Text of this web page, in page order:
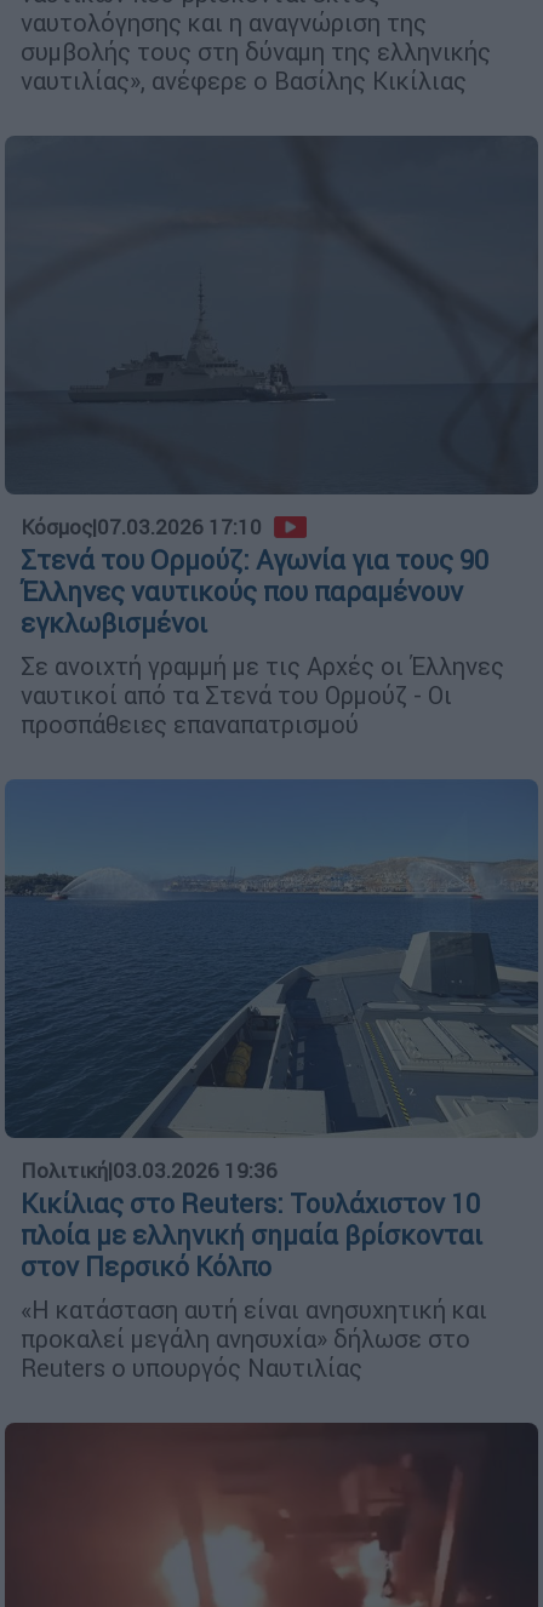
ναυτολόγησης και η αναγνώριση της
συμβολής τους στη δύναμη της ελληνικής
ναυτιλίας», ανέφερε ο Βασίλης Κικίλιας
Κόσμος|07.03.2026 17:10
Στενά του Ορμούζ: Αγωνία για τους 90
Έλληνες ναυτικούς που παραμένουν
εγκλωβισμένοι
Σε ανοιχτή γραμμή με τις Αρχές οι Έλληνες
ναυτικοί από τα Στενά του Ορμούζ - Οι
προσπάθειες επαναπατρισμού
Πολιτική|03.03.2026 19:36
Κικίλιας στο Reuters: Τουλάχιστον 10
πλοία με ελληνική σημαία βρίσκονται
στον Περσικό Κόλπο
«Η κατάσταση αυτή είναι ανησυχητική και
προκαλεί μεγάλη ανησυχία» δήλωσε στο
Reuters o υπουργός Ναυτιλίας